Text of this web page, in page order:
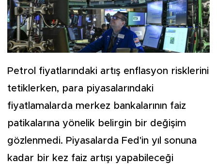
Petrol fiyatlarındaki artış enflasyon risklerini
tetiklerken, para piyasalarındaki
fiyatlamalarda merkez bankalarının faiz
patikalarına yönelik belirgin bir değişim
gözlenmedi. Piyasalarda Fed'in yıl sonuna
kadar bir kez faiz artışı yapabileceği